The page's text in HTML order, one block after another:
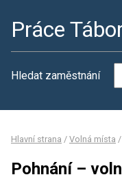
Práce
Hledat zaměstnání
Hlavní strana / Volná místa /
Pohnání –